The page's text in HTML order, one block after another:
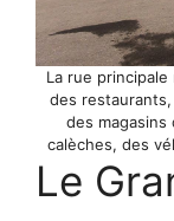
La rue
des
des
calèches, des
Le